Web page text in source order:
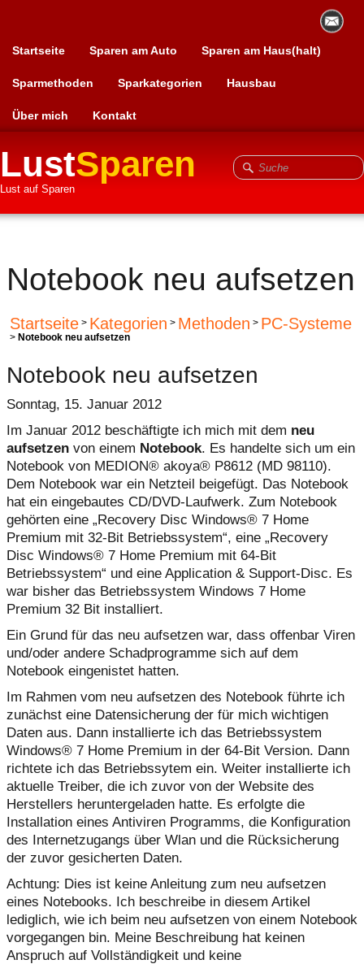
Startseite Sparen am Auto Sparen am Haus(halt)
Sparmethoden Sparkategorien Hausbau
Über mich Kontakt
LustSparen
Lust auf Sparen
Notebook neu aufsetzen
Startseite > Kategorien > Methoden > PC-Systeme
> Notebook neu aufsetzen
Notebook neu aufsetzen
Sonntag, 15. Januar 2012
Im Januar 2012 beschäftigte ich mich mit dem neu
aufsetzen von einem Notebook. Es handelte sich um ein
Notebook von MEDION® akoya® P8612 (MD 98110).
Dem Notebook war ein Netzteil beigefügt. Das Notebook
hat ein eingebautes CD/DVD-Laufwerk. Zum Notebook
gehörten eine „Recovery Disc Windows® 7 Home
Premium mit 32-Bit Betriebssystem“, eine „Recovery
Disc Windows® 7 Home Premium mit 64-Bit
Betriebssystem“ und eine Application & Support-Disc. Es
war bisher das Betriebssystem Windows 7 Home
Premium 32 Bit installiert.
Ein Grund für das neu aufsetzen war, dass offenbar Viren
und/oder andere Schadprogramme sich auf dem
Notebook eingenistet hatten.
Im Rahmen vom neu aufsetzen des Notebook führte ich
zunächst eine Datensicherung der für mich wichtigen
Daten aus. Dann installierte ich das Betriebssystem
Windows® 7 Home Premium in der 64-Bit Version. Dann
richtete ich das Betriebssytem ein. Weiter installierte ich
aktuelle Treiber, die ich zuvor von der Website des
Herstellers heruntergeladen hatte. Es erfolgte die
Installation eines Antiviren Programms, die Konfiguration
des Internetzugangs über Wlan und die Rücksicherung
der zuvor gesicherten Daten.
Achtung: Dies ist keine Anleitung zum neu aufsetzen
eines Notebooks. Ich beschreibe in diesem Artikel
lediglich, wie ich beim neu aufsetzen von einem Notebook
vorgegangen bin. Meine Beschreibung hat keinen
Anspruch auf Vollständigkeit und keine